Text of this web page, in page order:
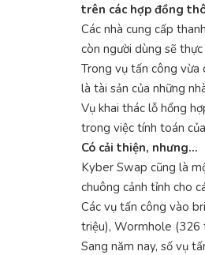
trên các hợp đồng
Các nhà cung cấp
còn người dùng sẽ
Trong vụ tấn công vừa
là tài sản của những
Vụ khai thác lỗ hổng
trong việc tính toán
Có cải thiện, nhưng…
Kyber Swap cũng là
chuông cảnh tỉnh cho
Các vụ tấn công vào
triệu), Wormhole (326
Sang năm nay, số vụ